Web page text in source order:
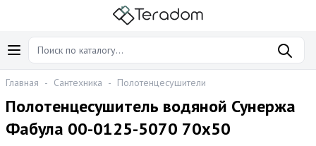
Главная - Сантехника - Полотенцесушители
Полотенцесушитель водяной Сунержа
Фабула 00-0125-5070 70x50